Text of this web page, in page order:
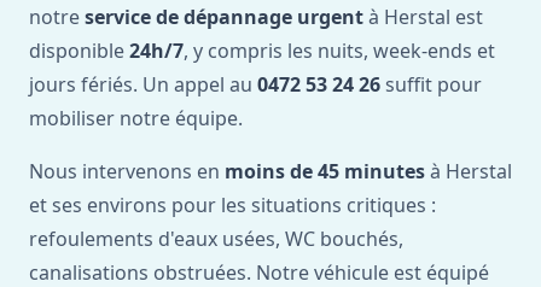
notreservice de dépannage urgentà Herstal est
disponible24h/7, y compris les nuits, week-ends et
jours fériés. Un appel au 0472 53 24 26 suffit pour
mobiliser notre équipe.
Nous intervenons en moins de 45 minutesà Herstal
et ses environs pour les situations critiques :
refoulements d'eaux usées, WC bouchés,
canalisations obstruées. Notre véhicule est équipé